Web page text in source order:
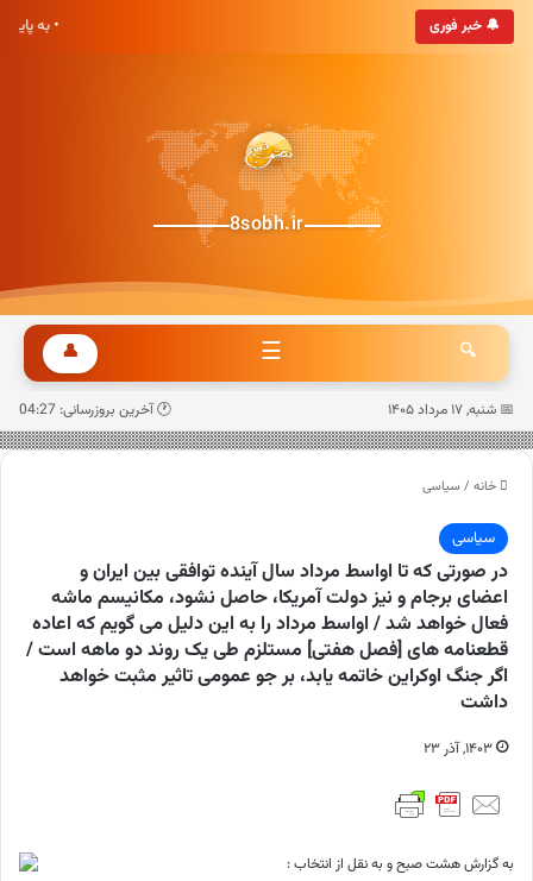
🔔 خبر فوری • به
8sobh.ir
🔍
☰
👤
📅 شنبه, ۱۷ مرداد ۱۴۰۵ 🕐 آخرین بروزرسانی: 04:27
خانه / سیاسی
سیاسی
در صورتی که تا اواسط مرداد سال آینده توافقی بین ایران و
اعضای برجام و نیز دولت آمریکا، حاصل نشود، مکانیسم ماشه
فعال خواهد شد / اواسط مرداد را به این دلیل می گویم که اعاده
قطعنامه های [فصل هفتی] مستلزم طی یک روند دو ماهه است /
اگر جنگ اوکراین خاتمه یابد، بر جو عمومی تاثیر مثبت خواهد
داشت
۱۴۰۳, آذر ۲۳
به گزارش هشت صبح و به نقل از انتخاب :